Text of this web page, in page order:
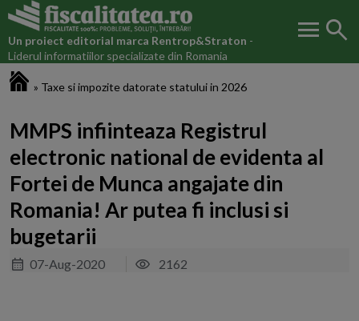
Un proiect editorial marca Rentrop&Straton -
Liderul informatiilor specializate din Romania
menu search
» Taxe si impozite datorate statului in 2026
MMPS infiinteaza Registrul
electronic national de evidenta al
Fortei de Munca angajate din
Romania! Ar putea fi inclusi si
bugetarii
07-Aug-2020 2162